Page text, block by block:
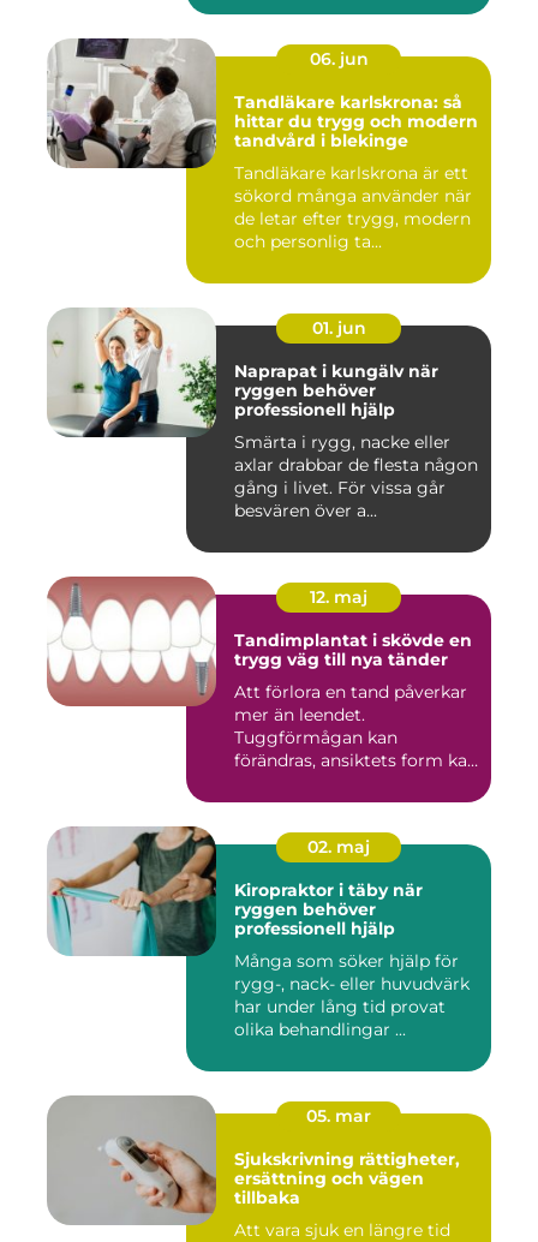
06. jun
Tandläkare karlskrona: så
hittar du trygg och modern
tandvård i blekinge
Tandläkare karlskrona är ett
sökord många använder när
de letar efter trygg, modern
och personlig ta...
01. jun
Naprapat i kungälv när
ryggen behöver
professionell hjälp
Smärta i rygg, nacke eller
axlar drabbar de flesta någon
gång i livet. För vissa går
besvären över a...
12. maj
Tandimplantat i skövde en
trygg väg till nya tänder
Att förlora en tand påverkar
mer än leendet.
Tuggförmågan kan
förändras, ansiktets form kan
02. maj
Kiropraktor i täby när
ryggen behöver
professionell hjälp
Många som söker hjälp för
rygg-, nack- eller huvudvärk
har under lång tid provat
olika behandlingar ...
05. mar
Sjukskrivning rättigheter,
ersättning och vägen
tillbaka
Att vara sjuk en längre tid